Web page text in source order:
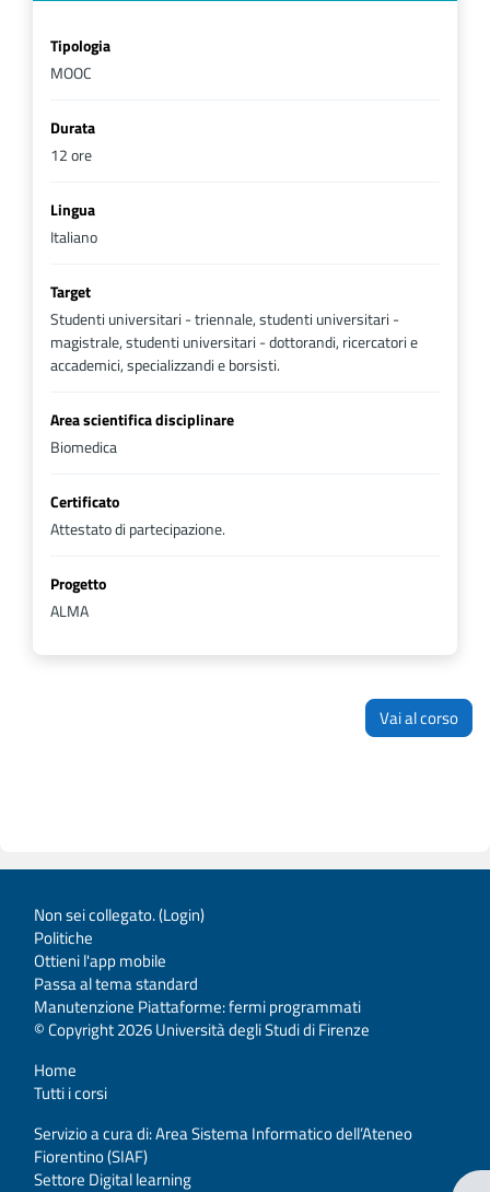
Tipologia
MOOC
Durata
12 ore
Lingua
Italiano
Target
Studenti universitari - triennale, studenti universitari -
magistrale, studenti universitari - dottorandi, ricercatori e
accademici, specializzandi e borsisti.
Area scientifica disciplinare
Biomedica
Certificato
Attestato di partecipazione.
Progetto
ALMA
Vai al corso
Non sei collegato. (Login)
Politiche
Ottieni l'app mobile
Passa al tema standard
Manutenzione Piattaforme: fermi programmati
© Copyright 2026 Università degli Studi di Firenze
Home
Tutti i corsi
Servizio a cura di: Area Sistema Informatico dell’Ateneo
Fiorentino (SIAF)
Settore Digital learning